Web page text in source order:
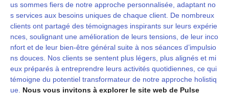
us sommes fiers de notre approche personnalisée, adaptant no
s services aux besoins uniques de chaque client. De nombreux
clients ont partagé des témoignages inspirants sur leurs expérie
nces, soulignant une amélioration de leurs tensions, de leur inco
nfort et de leur bien-être général suite à nos séances d’impulsio
ns douces. Nos clients se sentent plus légers, plus alignés et mi
eux préparés à entreprendre leurs activités quotidiennes, ce qui
témoigne du potentiel transformateur de notre approche holistiq
ue. Nous vous invitons à explorer le site web de Pulse